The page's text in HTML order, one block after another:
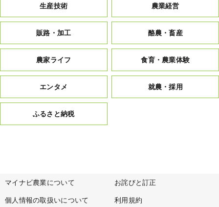
生産技術 農業経営
販路・加工 酪農・畜産
農家ライフ 食育・農業体験
エンタメ 就農・採用
ふるさと納税
マイナビ農業について お詫びと訂正
個人情報の取扱いについて 利用規約